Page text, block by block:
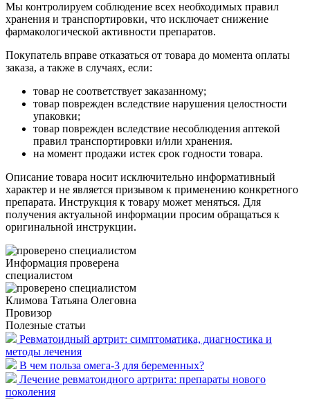
Мы контролируем соблюдение всех необходимых правил
хранения и транспортировки, что исключает снижение
фармакологической активности препаратов.
Покупатель вправе отказаться от товара до момента оплаты
заказа, а также в случаях, если:
товар не соответствует заказанному;
товар поврежден вследствие нарушения целостности
упаковки;
товар поврежден вследствие несоблюдения аптекой
правил транспортировки и/или хранения.
на момент продажи истек срок годности товара.
Описание товара носит исключительно информативный
характер и не является призывом к применению конкретного
препарата. Инструкция к товару может меняться. Для
получения актуальной информации просим обращаться к
оригинальной инструкции.
Информация проверена
специалистом
Климова Татьяна Олеговна
Провизор
Полезные статьи
Ревматоидный артрит: симптоматика, диагностика и
методы лечения
В чем польза омега-3 для беременных?
Лечение ревматоидного артрита: препараты нового
поколения